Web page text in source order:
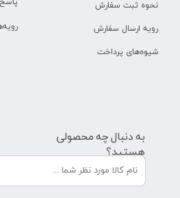
نحوه ثبت سفارش
رویه ارسال سفارش
شیوه‌های پرداخت
به دنبال چه محصولی
هستید؟